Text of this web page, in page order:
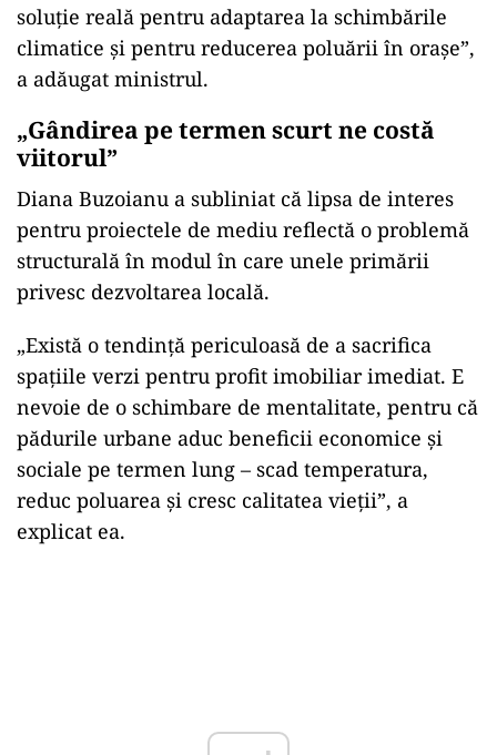
soluție reală pentru adaptarea la schimbările
climatice și pentru reducerea poluării în orașe”,
a adăugat ministrul.
„Gândirea pe termen scurt ne costă
viitorul”
Diana Buzoianu a subliniat că lipsa de interes
pentru proiectele de mediu reflectă o problemă
structurală în modul în care unele primării
privesc dezvoltarea locală.
„Există o tendință periculoasă de a sacrifica
spațiile verzi pentru profit imobiliar imediat. E
nevoie de o schimbare de mentalitate, pentru că
pădurile urbane aduc beneficii economice și
sociale pe termen lung – scad temperatura,
reduc poluarea și cresc calitatea vieții”, a
explicat ea.